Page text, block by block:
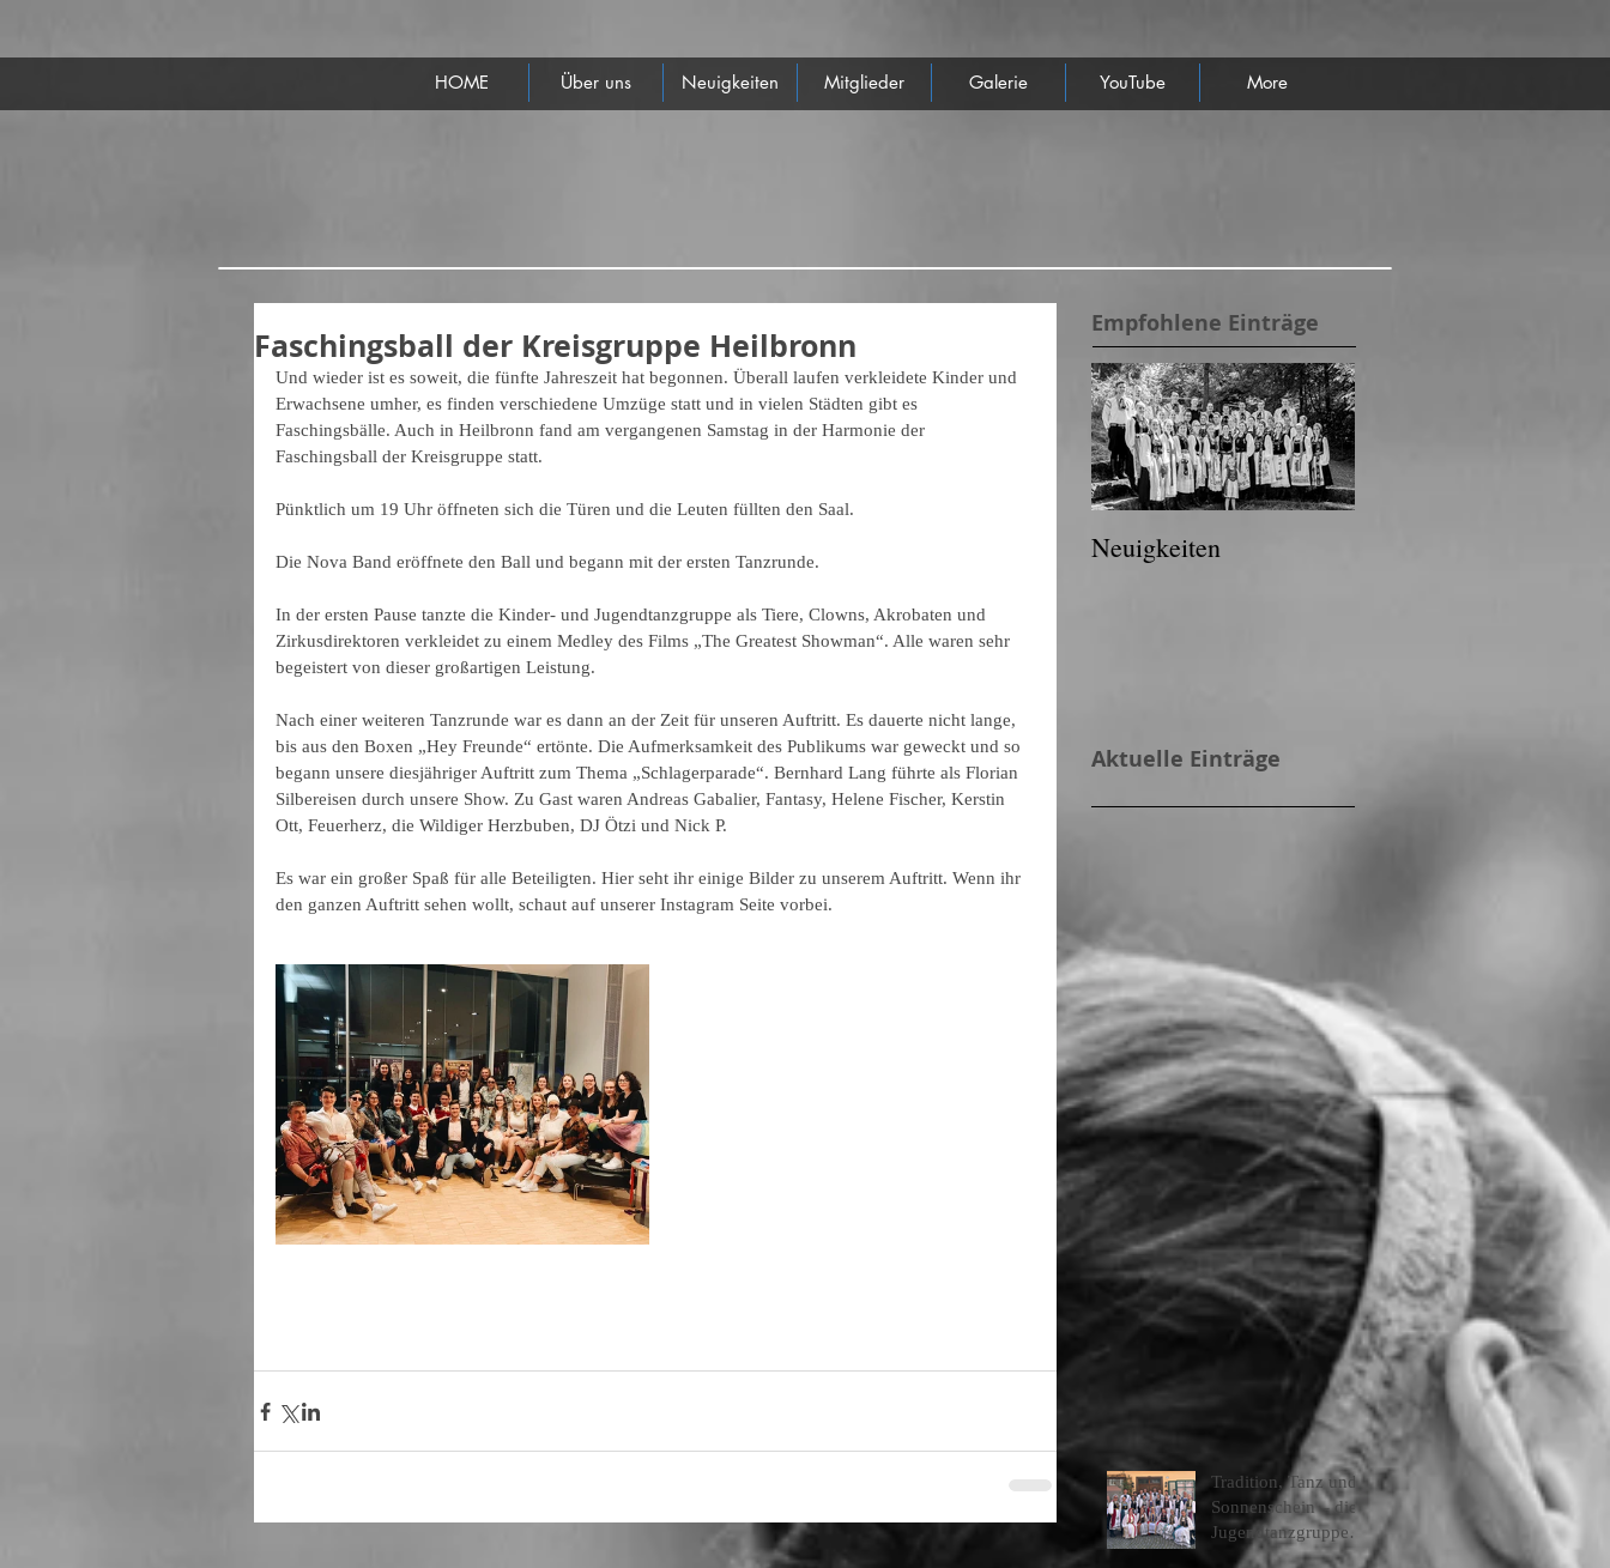
HOME Über uns Neuigkeiten Mitglieder Galerie YouTube More
Faschingsball der Kreisgruppe Heilbronn
Und wieder ist es soweit, die fünfte Jahreszeit hat begonnen. Überall laufen verkleidete Kinder und
Erwachsene umher, es finden verschiedene Umzüge statt und in vielen Städten gibt es
Faschingsbälle. Auch in Heilbronn fand am vergangenen Samstag in der Harmonie der
Faschingsball der Kreisgruppe statt.
Pünktlich um 19 Uhr öffneten sich die Türen und die Leuten füllten den Saal.
Die Nova Band eröffnete den Ball und begann mit der ersten Tanzrunde.
In der ersten Pause tanzte die Kinder- und Jugendtanzgruppe als Tiere, Clowns, Akrobaten und
Zirkusdirektoren verkleidet zu einem Medley des Films „The Greatest Showman“. Alle waren sehr
begeistert von dieser großartigen Leistung.
Nach einer weiteren Tanzrunde war es dann an der Zeit für unseren Auftritt. Es dauerte nicht lange,
bis aus den Boxen „Hey Freunde“ ertönte. Die Aufmerksamkeit des Publikums war geweckt und so
begann unsere diesjähriger Auftritt zum Thema „Schlagerparade“. Bernhard Lang führte als Florian
Silbereisen durch unsere Show. Zu Gast waren Andreas Gabalier, Fantasy, Helene Fischer, Kerstin
Ott, Feuerherz, die Wildiger Herzbuben, DJ Ötzi und Nick P.
Es war ein großer Spaß für alle Beteiligten. Hier seht ihr einige Bilder zu unserem Auftritt. Wenn ihr
den ganzen Auftritt sehen wollt, schaut auf unserer Instagram Seite vorbei.
Empfohlene Einträge
Neuigkeiten
Aktuelle Einträge
Tradition, Tanz und
Sonnenschein – die
Jugendtanzgruppe
Heilbronn am